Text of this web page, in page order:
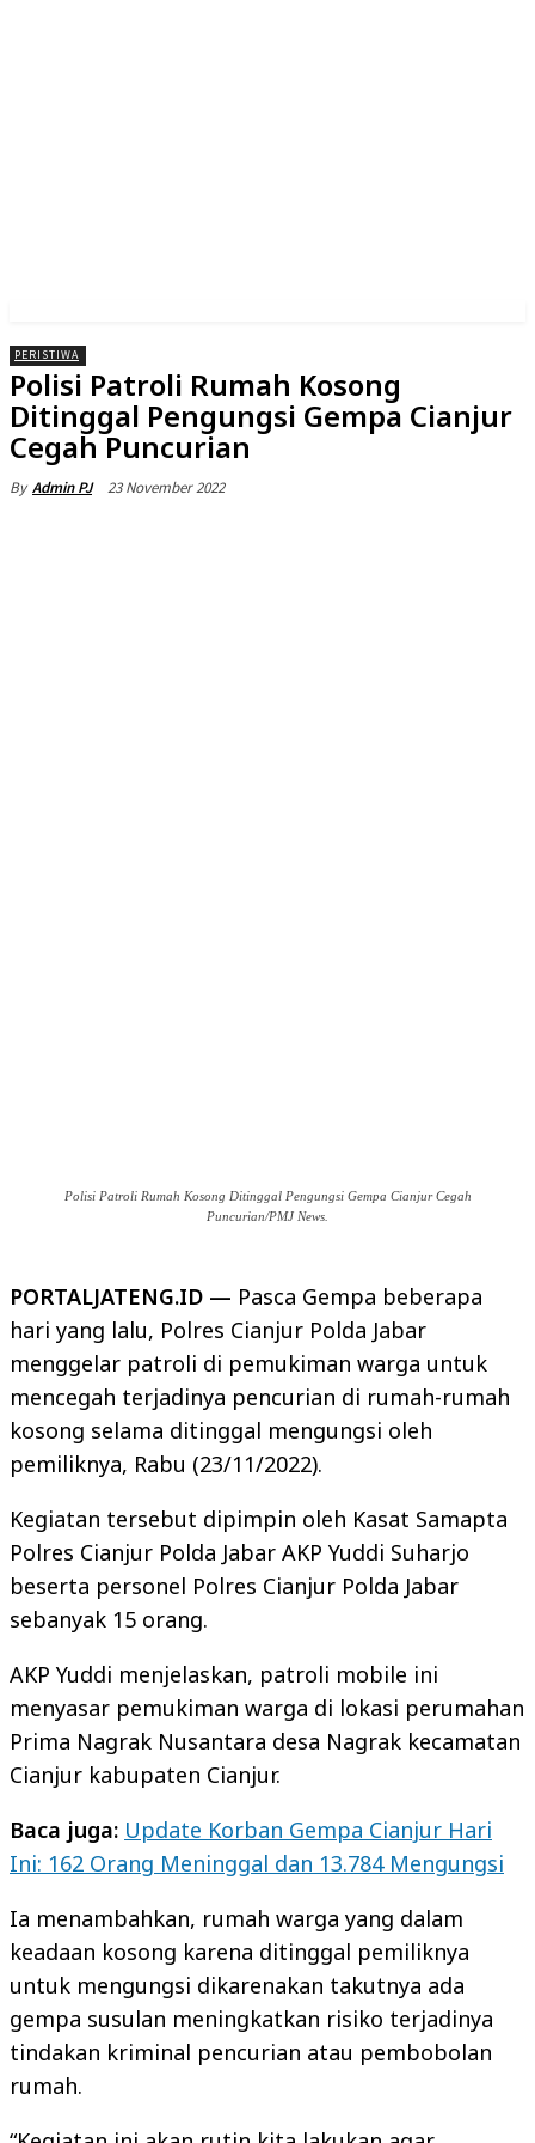
PERISTIWA
Polisi Patroli Rumah Kosong
Ditinggal Pengungsi Gempa Cianjur
Cegah Puncurian
By Admin PJ 23 November 2022
Polisi Patroli Rumah Kosong Ditinggal Pengungsi Gempa Cianjur Cegah
Puncurian/PMJ News.
PORTALJATENG.ID — Pasca Gempa beberapa
hari yang lalu, Polres Cianjur Polda Jabar
menggelar patroli di pemukiman warga untuk
mencegah terjadinya pencurian di rumah-rumah
kosong selama ditinggal mengungsi oleh
pemiliknya, Rabu (23/11/2022).
Kegiatan tersebut dipimpin oleh Kasat Samapta
Polres Cianjur Polda Jabar AKP Yuddi Suharjo
beserta personel Polres Cianjur Polda Jabar
sebanyak 15 orang.
AKP Yuddi menjelaskan, patroli mobile ini
menyasar pemukiman warga di lokasi perumahan
Prima Nagrak Nusantara desa Nagrak kecamatan
Cianjur kabupaten Cianjur.
Baca juga: Update Korban Gempa Cianjur Hari
Ini: 162 Orang Meninggal dan 13.784 Mengungsi
Ia menambahkan, rumah warga yang dalam
keadaan kosong karena ditinggal pemiliknya
untuk mengungsi dikarenakan takutnya ada
gempa susulan meningkatkan risiko terjadinya
tindakan kriminal pencurian atau pembobolan
rumah.